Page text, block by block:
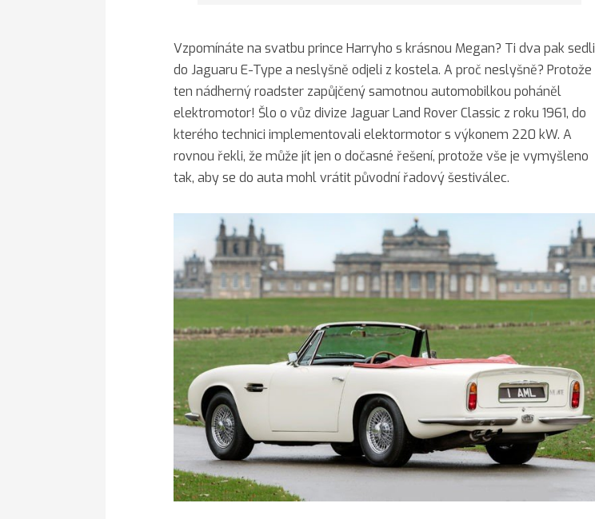
Vzpomínáte na svatbu prince Harryho s krásnou Megan? Ti dva pak sedli
do Jaguaru E-Type a neslyšně odjeli z kostela. A proč neslyšně? Protože
ten nádherný roadster zapůjčený samotnou automobilkou poháněl
elektromotor! Šlo o vůz divize Jaguar Land Rover Classic z roku 1961, do
kterého technici implementovali elektormotor s výkonem 220 kW. A
rovnou řekli, že může jít jen o dočasné řešení, protože vše je vymyšleno
tak, aby se do auta mohl vrátit původní řadový šestiválec.